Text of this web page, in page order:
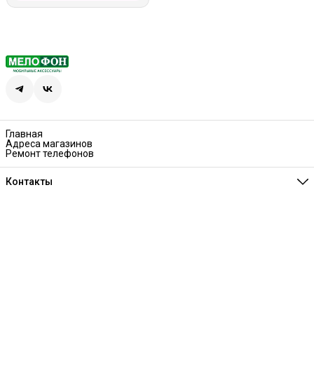
Главная
Адреса магазинов
Ремонт телефонов
Контакты